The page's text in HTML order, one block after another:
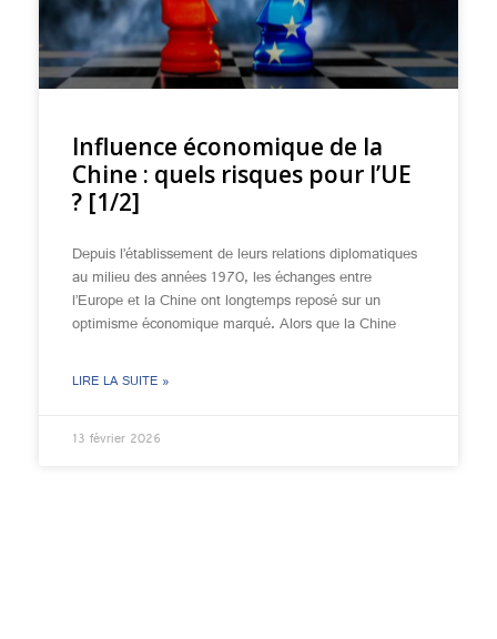
Influence économique de la
Chine : quels risques pour l’UE
? [1/2]
Depuis l’établissement de leurs relations diplomatiques
au milieu des années 1970, les échanges entre
l’Europe et la Chine ont longtemps reposé sur un
optimisme économique marqué. Alors que la Chine
LIRE LA SUITE »
13 février 2026